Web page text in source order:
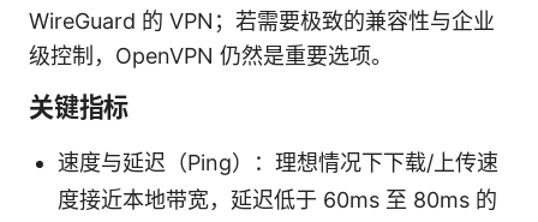
WireGuard 的 VPN；若需要极致的兼容性与企业
级控制，OpenVPN 仍然是重要选项。
关键指标
速度与延迟（Ping）：理想情况下下载/上传速
度接近本地带宽，延迟低于 60ms 至 80ms 的